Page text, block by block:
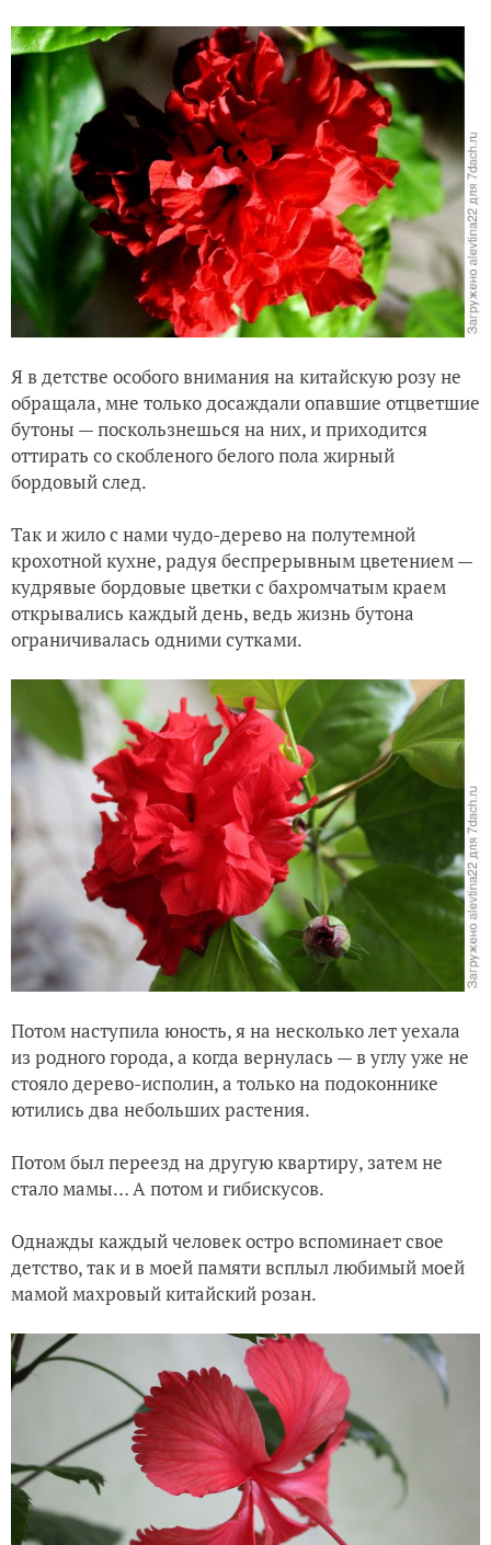
Я в детстве особого внимания на китайскую розу не
обращала, мне только досаждали опавшие отцветшие
бутоны — поскользнешься на них, и приходится
оттирать со скобленого белого пола жирный
бордовый след.
Так и жило с нами чудо-дерево на полутемной
крохотной кухне, радуя беспрерывным цветением —
кудрявые бордовые цветки с бахромчатым краем
открывались каждый день, ведь жизнь бутона
ограничивалась одними сутками.
Потом наступила юность, я на несколько лет уехала
из родного города, а когда вернулась — в углу уже не
стояло дерево-исполин, а только на подоконнике
ютились два небольших растения.
Потом был переезд на другую квартиру, затем не
стало мамы… А потом и гибискусов.
Однажды каждый человек остро вспоминает свое
детство, так и в моей памяти всплыл любимый моей
мамой махровый китайский розан.